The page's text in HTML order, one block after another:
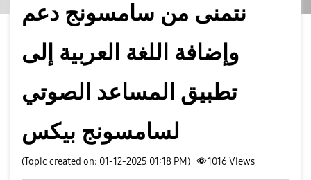
نتمنى من سامسونج دعم
وإضافة اللغة العربية إلى
تطبيق المساعد الصوتي
لسامسونج بيكس
(Topic created on: 01-12-2025 01:18 PM) 1016 Views